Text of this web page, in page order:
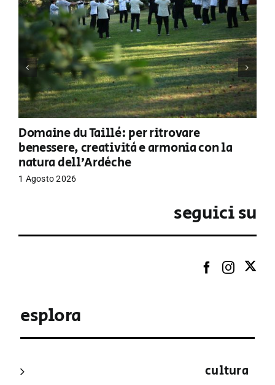
Domaine du Taillé: per ritrovare
benessere, creatività e armonia con la
natura dell’Ardèche
1 Agosto 2026
seguici su
esplora
cultura